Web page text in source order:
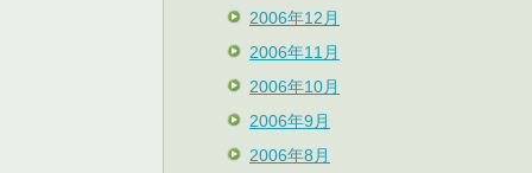
2006年12月
2006年11月
2006年10月
2006年9月
2006年8月